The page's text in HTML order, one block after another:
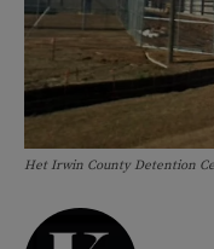
Het Irwin County Detention